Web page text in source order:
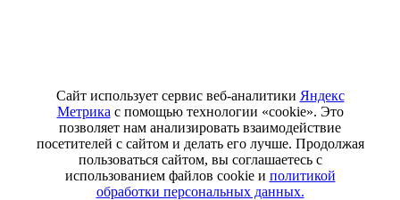
Сайт использует сервис веб-аналитики Яндекс
Метрика с помощью технологии «cookie». Это
позволяет нам анализировать взаимодействие
посетителей с сайтом и делать его лучше. Продолжая
пользоваться сайтом, вы соглашаетесь с
использованием файлов cookie и политикой
обработки персональных данных.